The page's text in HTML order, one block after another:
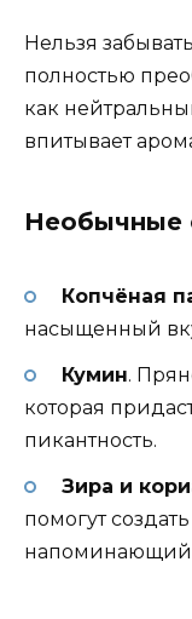
Нельзя
полностью
как
впитывает
Необычные
Копчёная
насыщенный
Кумин.
которая
пикантность.
Зира и
помогут
напоминающий